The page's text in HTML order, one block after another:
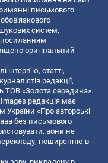
письмового
систем,
посиланням
оригінальний
інтерв’ю, статті,
редакції,
ТОВ «Золота середина».
Images редакція має
України «Про авторські
без письмового
вони не
поширенню в